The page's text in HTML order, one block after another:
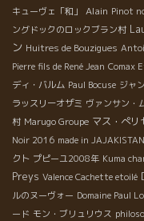
キューヴェ「和」
Alain Pinot
ングドックのロックブラン村
ン Huitres de Bouzigues
Pierre fils de René Jean Comax
ディ・バルム Paul Bocuse ジャ
ラッスリーオザミ ヴァンサン・
村 Marugo Groupe マス・ぺリ
Noir 2016 made in JAJAKISTAN
クト プピーユ2008年 Kuma
Preys Valence Cachette etoilé
ルのヌーヴォー Domaine Paul
ード モン・ブリュリウス